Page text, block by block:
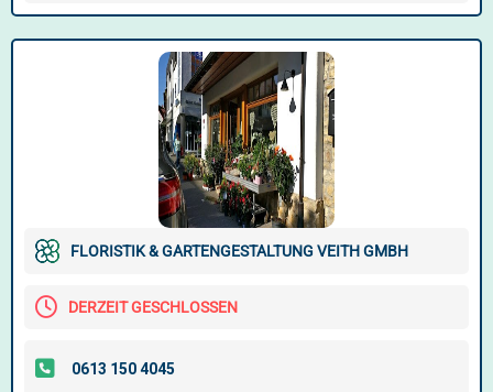
FLORISTIK & GARTENGESTALTUNG VEITH GMBH
DERZEIT GESCHLOSSEN